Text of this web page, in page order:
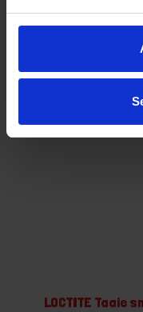
Bestel nu!
LOCTITE Taaie